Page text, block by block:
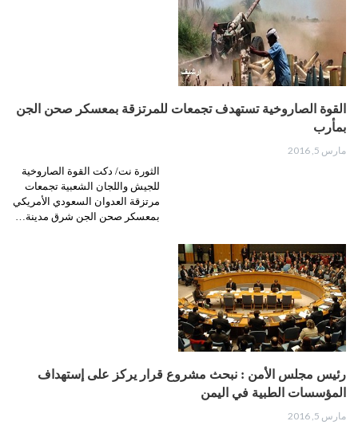
القوة الصاروخية تستهدف تجمعات للمرتزقة بمعسكر صحن الجن
بمأرب
مارس 5, 2016
الثورة نت/ دكت القوة الصاروخية
للجيش واللجان الشعبية تجمعات
مرتزقة العدوان السعودي الأمريكي
بمعسكر صحن الجن شرق مدينة…
رئيس مجلس الأمن : نبحث مشروع قرار یرکز على إستهداف
المؤسسات الطبیة في اليمن
مارس 5, 2016